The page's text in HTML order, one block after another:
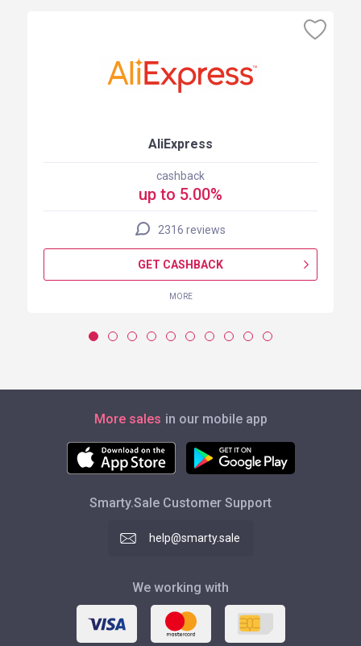
AliExpress
cashback
up to 5.00%
2316 reviews
GET CASHBACK
MORE
More sales in our mobile app
Smarty.Sale Customer Support
help@smarty.sale
We working with